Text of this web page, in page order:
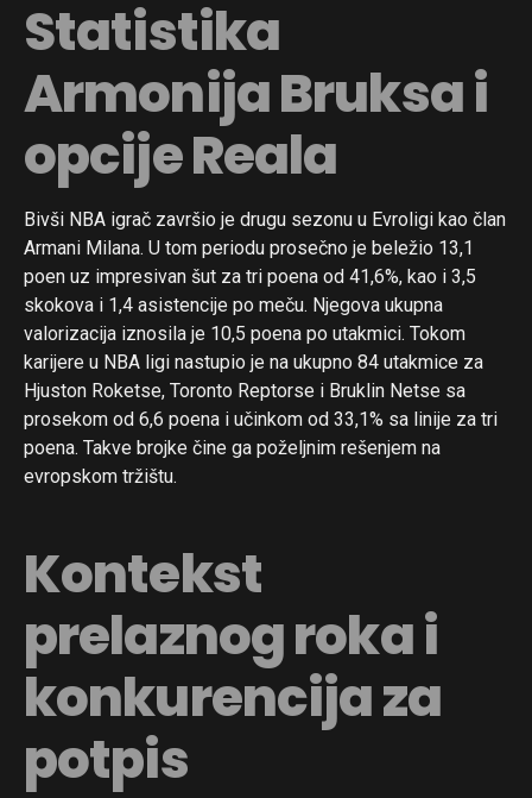
Statistika
Armonija Bruksa i
opcije Reala
Bivši NBA igrač završio je drugu sezonu u Evroligi kao član
Armani Milana. U tom periodu prosečno je beležio 13,1
poen uz impresivan šut za tri poena od 41,6%, kao i 3,5
skokova i 1,4 asistencije po meču. Njegova ukupna
valorizacija iznosila je 10,5 poena po utakmici. Tokom
karijere u NBA ligi nastupio je na ukupno 84 utakmice za
Hjuston Roketse, Toronto Reptorse i Bruklin Netse sa
prosekom od 6,6 poena i učinkom od 33,1% sa linije za tri
poena. Takve brojke čine ga poželjnim rešenjem na
evropskom tržištu.
Kontekst
prelaznog roka i
konkurencija za
potpis